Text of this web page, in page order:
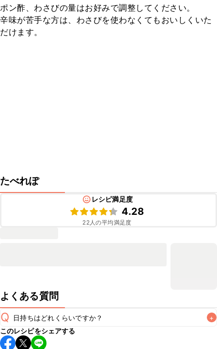
ポン酢、わさびの量はお好みで調整してください。
辛味が苦手な方は、わさびを使わなくてもおいしくいた
だけます。
たべれぽ
レシピ満足度
4.28
22人の平均満足度
よくある質問
Q 日持ちはどれくらいですか？ +
保存期間は冷蔵で当日中が目安です。なるべくお早めにお召
このレシピをシェアする